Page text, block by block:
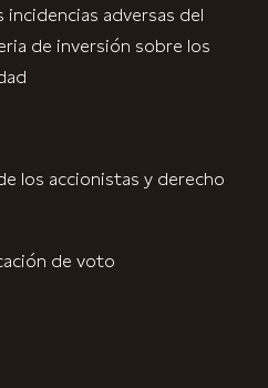
incidencias adversas del
de inversión sobre los
los accionistas y derecho
de voto